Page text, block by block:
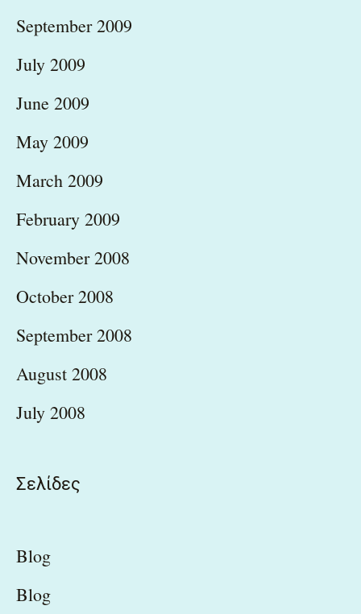
September 2009
July 2009
June 2009
May 2009
March 2009
February 2009
November 2008
October 2008
September 2008
August 2008
July 2008
Σελίδες
Blog
Blog